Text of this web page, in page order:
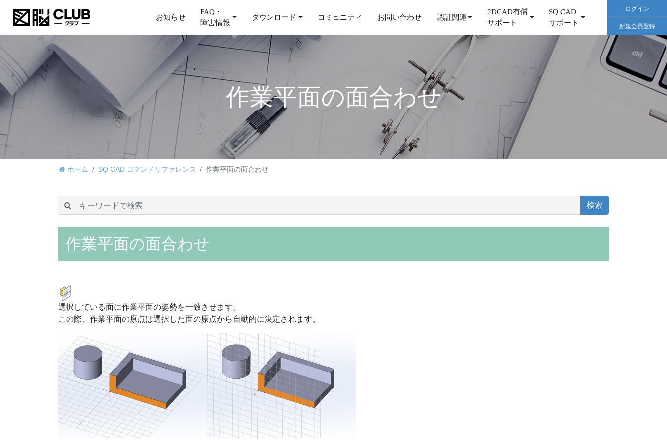
お知らせ
FAQ・
障害情報
ダウンロード コミュニティ お問い合わせ 認証関連
2DCAD有償
サポート
SQ CAD
サポート
ログイン
新規会員登録
作業平面の面合わせ
ホーム SQ CAD コマンドリファレンス 作業平面の面合わせ
検索
作業平面の面合わせ
選択している面に作業平面の姿勢を一致させます。
この際、作業平面の原点は選択した面の原点から自動的に決定されます。